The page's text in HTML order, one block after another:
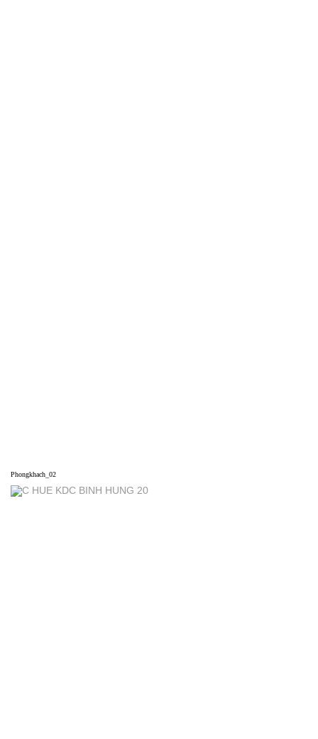
Phongkhach_02